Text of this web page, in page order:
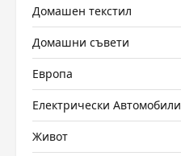
Домашен текстил
Домашни съвети
Европа
Електрически Автомобили
Живот